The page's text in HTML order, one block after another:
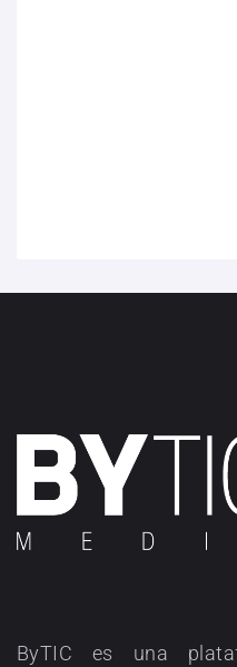
ByTIC es una